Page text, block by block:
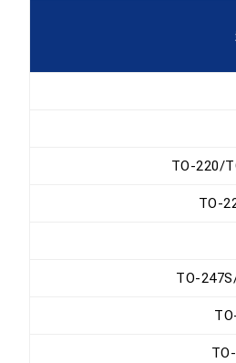
TO-220/
TO-
TO-